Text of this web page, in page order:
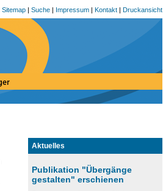
Sitemap | Suche | Impressum | Kontakt | Druckansicht
Aktuelles
Publikation "Übergänge
gestalten" erschienen